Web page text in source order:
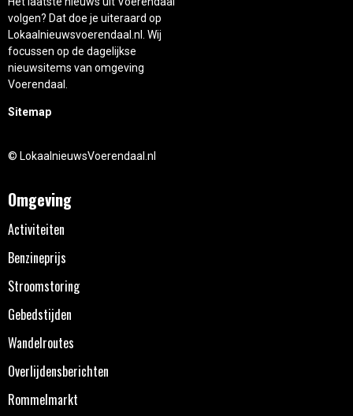
volgen? Dat doe je uiteraard op
Lokaalnieuwsvoerendaal.nl. Wij
focussen op de dagelijkse
nieuwsitems van omgeving
Voerendaal.
Sitemap
© LokaalnieuwsVoerendaal.nl
Omgeving
Activiteiten
Benzineprijs
Stroomstoring
Gebedstijden
Wandelroutes
Overlijdensberichten
Rommelmarkt